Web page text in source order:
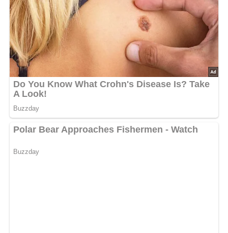
5/5(14 Bewertung)